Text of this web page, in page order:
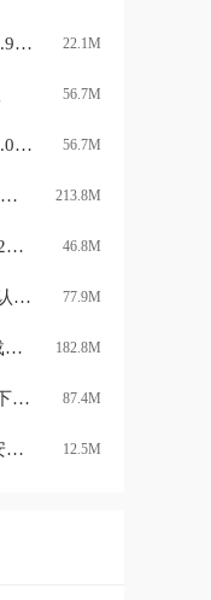
萌宅社区官方版下载v2.5.9 手机版 22.1M
56.7M
闪玩下载安装官方版v3.0.0 安卓版 56.7M
金砖弱网12.0范围拾取参数v12.0 安卓版 213.8M
小6加速器下载安装v2.0.21.4 安卓版 46.8M
233乐园下载免费无实名认证233乐园v4.84.0.0 最新版 77.9M
创游世界2026最新版下载安装v1.77.0 安卓版 182.8M
飞智游戏厅app安装官方下载v7.2.10.7 手机版最新版 87.4M
淘气侠app最新版v2.1.0安卓版 12.5M